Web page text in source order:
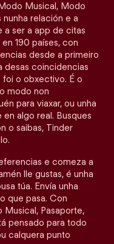
Musical, Modo
relación e a
ser a app de citas
190 países, con
desde a primeiro
desas coincidencias
foi o obxectivo. É o
modo non
para viaxar, ou unha
algo real. Busques
o saibas, Tinder
e comeza a
lle gustas, é unha
túa. Envía unha
que pasa. Con
Pasaporte,
pensado para todo
calquera punto